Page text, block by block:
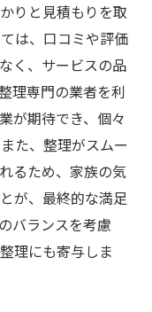
りと見積もりを取
は、口コミや評価
く、サービスの品
理専門の業者を利
が期待でき、個々
た、整理がスムー
るため、家族の気
が、最終的な満足
バランスを考慮
理にも寄与しま